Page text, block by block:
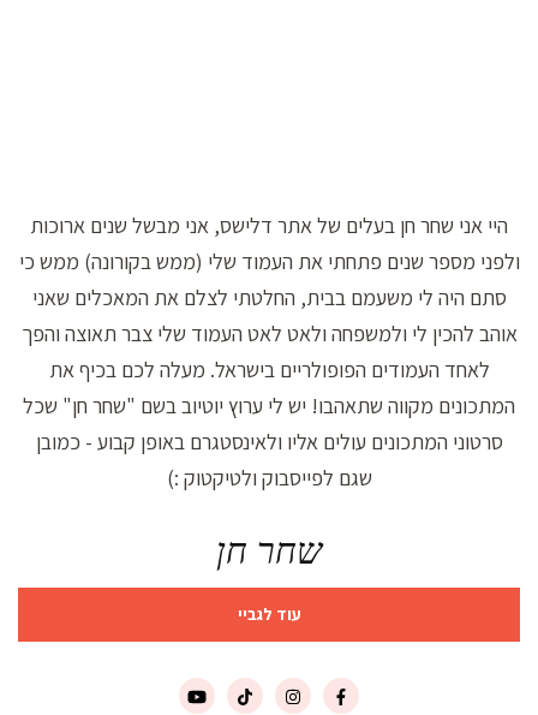
היי אני שחר חן בעלים של אתר דלישס, אני מבשל שנים ארוכות
ולפני מספר שנים פתחתי את העמוד שלי (ממש בקורונה) ממש כי
סתם היה לי משעמם בבית, החלטתי לצלם את המאכלים שאני
אוהב להכין לי ולמשפחה ולאט לאט העמוד שלי צבר תאוצה והפך
לאחד העמודים הפופולריים בישראל. מעלה לכם בכיף את
המתכונים מקווה שתאהבו! יש לי ערוץ יוטיוב בשם "שחר חן" שכל
סרטוני המתכונים עולים אליו ולאינסטגרם באופן קבוע - כמובן
שגם לפייסבוק ולטיקטוק :)
שחר חן
עוד לגביי